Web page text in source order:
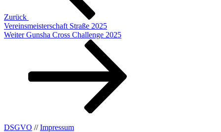
Zurück
Vereinsmeisterschaft Straße 2025
Nächster
Weiter Gunsha Cross Challenge 2025
DSGVO //Impressum